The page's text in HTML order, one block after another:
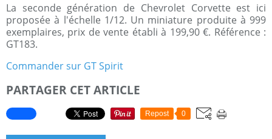
La seconde génération de Chevrolet Corvette est ici
proposée à l'échelle 1/12. Un miniature produite à 999
exemplaires, prix de vente établi à 199,90 €. Référence :
GT183.
Commander sur GT Spirit
PARTAGER CET ARTICLE
Repost 0